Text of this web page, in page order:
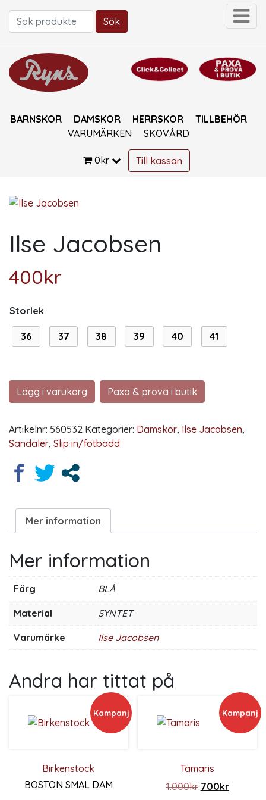
Sök efter:
Sök
BARNSKOR DAMSKOR HERRSKOR
TILLBEHÖR
VARUMÄRKEN
SKOVÅRD
0kr Till kassan
Ilse Jacobsen
400kr
Storlek
36 37 38 39 40 41
Lägg i varukorg Paxa & prova i butik
Artikelnr: 560532 Kategorier: Damskor, Ilse Jacobsen,
Sandaler, Slip in/fotbädd
Mer information
Mer information
Färg BLÅ
Material SYNTET
Varumärke Ilse Jacobsen
Andra har tittat på
Kampanj
Birkenstock
BOSTON SMAL DAM
Kampanj
Tamaris
1.000kr Det
700krDet